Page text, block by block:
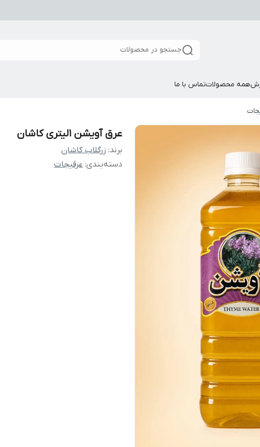
جستجو در محصولات
همه محصولاتتماس با ما
عرق آویشن 1لیتری کاشان
برند: زرگلاب کاشان
دسته‌بندی:عرقیجات